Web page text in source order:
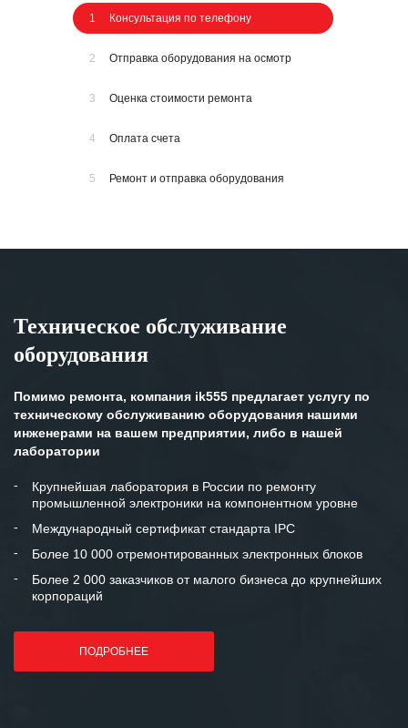
1 Консультация по телефону
2 Отправка оборудования на осмотр
3 Оценка стоимости ремонта
4 Оплата счета
5 Ремонт и отправка оборудования
Техническое обслуживание
оборудования
Помимо ремонта, компания ik555 предлагает услугу по
техническому обслуживанию оборудования нашими
инженерами на вашем предприятии, либо в нашей
лаборатории
Крупнейшая лаборатория в России по ремонту
промышленной электроники на компонентном уровне
Международный сертификат стандарта IPC
Более 10 000 отремонтированных электронных блоков
Более 2 000 заказчиков от малого бизнеса до крупнейших
корпораций
ПОДРОБНЕЕ